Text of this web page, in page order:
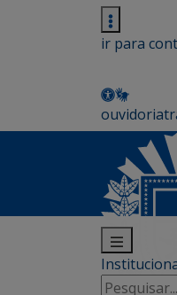
ir para
ouvidoria
Pesquisar